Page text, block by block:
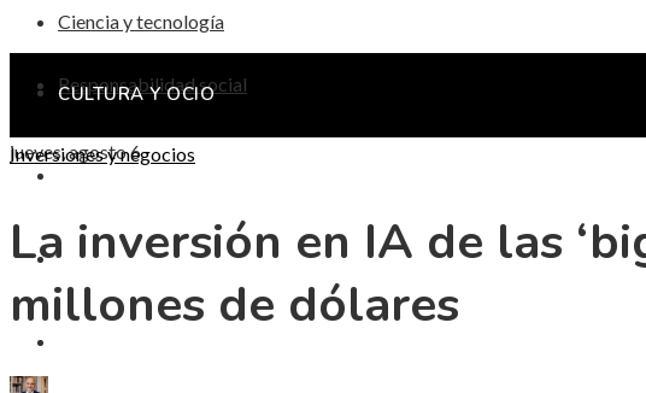
Ciencia y tecnología
Responsabilidad social
jueves, agosto 6
CULTURA Y OCIO
CIENCIA Y TECNOLOGÍA
Inversiones y negocios
La inversión en IA de las
millones de dólares